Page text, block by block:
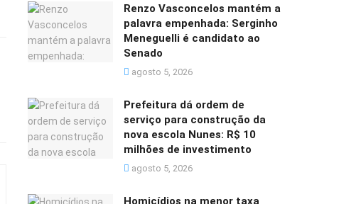
Renzo Vasconcelos mantém a
palavra empenhada: Serginho
Meneguelli é candidato ao
Senado
agosto 5, 2026
Prefeitura dá ordem de
serviço para construção da
nova escola Nunes: R$ 10
milhões de investimento
agosto 5, 2026
Homicídios na menor taxa